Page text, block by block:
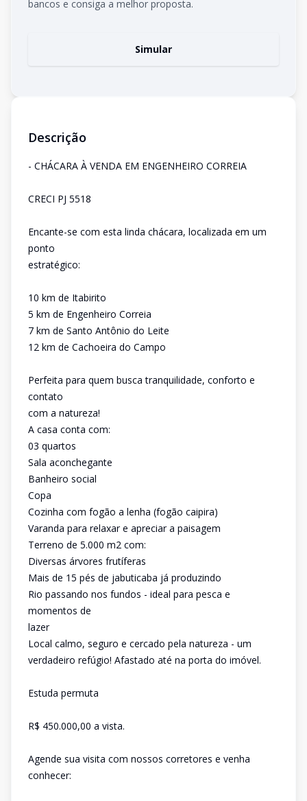
bancos e consiga a melhor proposta.
Simular
Descrição
- CHÁCARA À VENDA EM ENGENHEIRO CORREIA
CRECI PJ 5518
Encante-se com esta linda chácara, localizada em um
ponto
estratégico:
10 km de Itabirito
5 km de Engenheiro Correia
7 km de Santo Antônio do Leite
12 km de Cachoeira do Campo
Perfeita para quem busca tranquilidade, conforto e
contato
com a natureza!
A casa conta com:
03 quartos
Sala aconchegante
Banheiro social
Copa
Cozinha com fogão a lenha (fogão caipira)
Varanda para relaxar e apreciar a paisagem
Terreno de 5.000 m2 com:
Diversas árvores frutíferas
Mais de 15 pés de jabuticaba já produzindo
Rio passando nos fundos - ideal para pesca e
momentos de
lazer
Local calmo, seguro e cercado pela natureza - um
verdadeiro refúgio! Afastado até na porta do imóvel.
Estuda permuta
R$ 450.000,00 a vista.
Agende sua visita com nossos corretores e venha
conhecer: